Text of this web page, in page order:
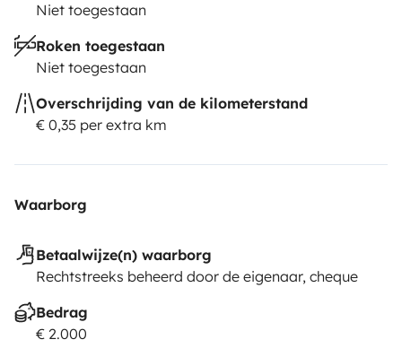
Niet toegestaan
Roken toegestaan
Niet toegestaan
Overschrijding van de kilometerstand
€ 0,35 per extra km
Waarborg
Betaalwijze(n) waarborg
Rechtstreeks beheerd door de eigenaar, cheque
Bedrag
€ 2.000